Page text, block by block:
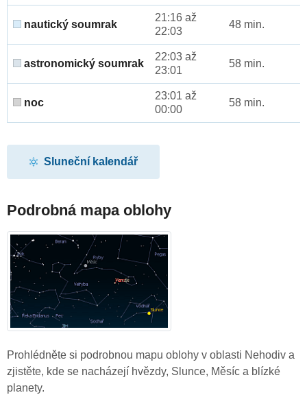
nautický soumrak
21:16 až
22:03
48 min.
astronomický soumrak
22:03 až
23:01
58 min.
noc
23:01 až
00:00
58 min.
Sluneční kalendář
Podrobná mapa oblohy
Prohlédněte si podrobnou mapu oblohy v oblasti Nehodiv a
zjistěte, kde se nacházejí hvězdy, Slunce, Měsíc a blízké
planety.